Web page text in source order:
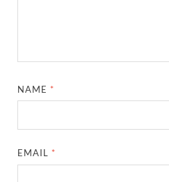
NAME *
EMAIL *